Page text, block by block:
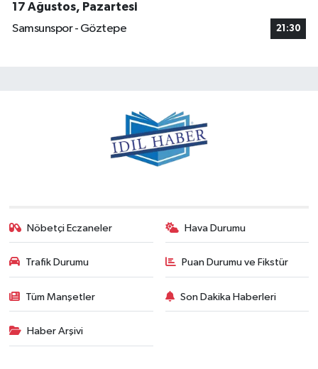
17 Ağustos, Pazartesi
Samsunspor - Göztepe
21:30
Nöbetçi Eczaneler Hava Durumu
Trafik Durumu Puan Durumu ve Fikstür
Tüm Manşetler Son Dakika Haberleri
Haber Arşivi